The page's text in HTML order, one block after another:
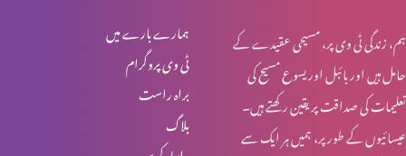
عید قیامت المسیح کی خاص نشست (پارٹ 1)
ہمارے بارے میں
ٹی وی پروگرام
براہ راست
بلاگ
ہم، زندگی ٹی وی پر، مسیحی عقیدے کے
حامل ہیں اور بائبل اور یسوع مسیح کی
تعلیمات کی صداقت پر یقین رکھتے ہیں۔
عیسائیوں کے طور پر، ہمیں ہر ایک سے